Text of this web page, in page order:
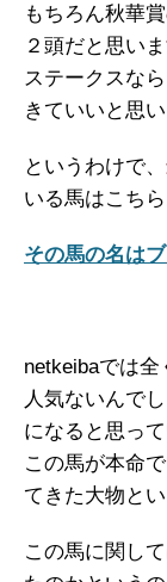
もちろん秋華
２頭だと思い
ステークスな
きていいと思い
というわけで
いる馬はこちら
その馬の名は
netkeibaでは
人気ないんで
になると思っ
この馬が本命
てきた大物と
この馬に関し